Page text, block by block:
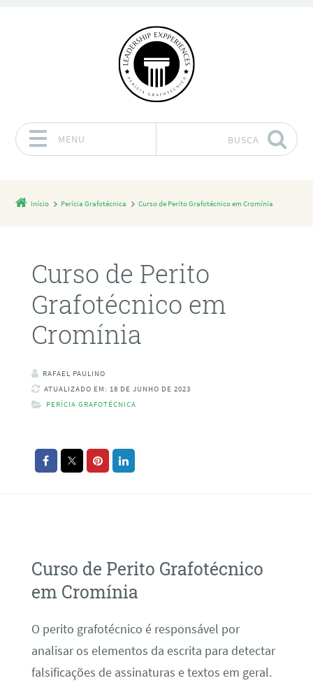
MENU BUSCA
Início Perícia Grafotécnica Curso de Perito Grafotécnico em Cromínia
Curso de Perito
Grafotécnico em
Cromínia
RAFAEL PAULINO
ATUALIZADO EM: 18 DE JUNHO DE 2023
PERÍCIA GRAFOTÉCNICA
Curso de Perito Grafotécnico
em Cromínia
O perito grafotécnico é responsável por
analisar os elementos da escrita para detectar
falsificações de assinaturas e textos em geral.